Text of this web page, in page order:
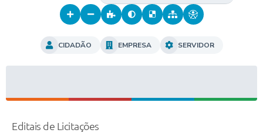
CIDADÃO EMPRESA SERVIDOR
Editais de Licitações